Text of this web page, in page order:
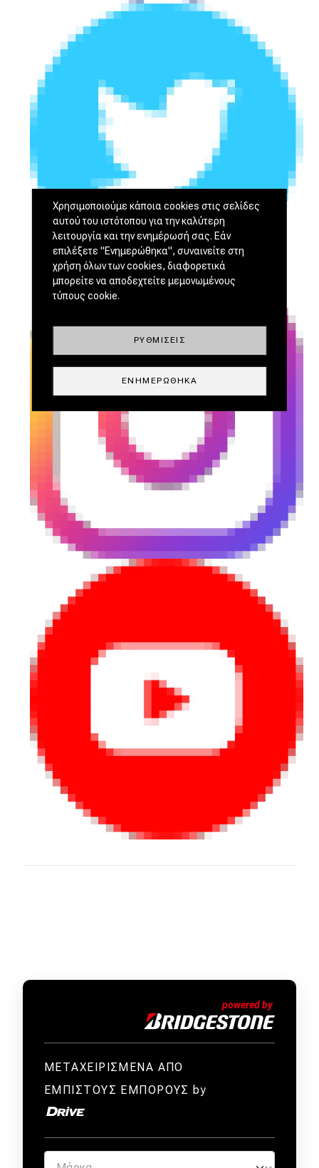
ΜΕΤΑΧΕΙΡΙΣΜΕΝΑ ΑΠΟ
ΕΜΠΙΣΤΟΥΣ ΕΜΠΟΡΟΥΣ by
Χρησιμοποιούμε κάποια cookies στις σελίδες
αυτού του ιστότοπου για την καλύτερη
λειτουργία και την ενημέρωσή σας. Εάν
επιλέξετε "Ενημερώθηκα", συναινείτε στη
χρήση όλων των cookies, διαφορετικά
μπορείτε να αποδεχτείτε μεμονωμένους
τύπους cookie.
ΡΥΘΜΊΣΕΙΣ
ΕΝΗΜΕΡΏΘΗΚΑ